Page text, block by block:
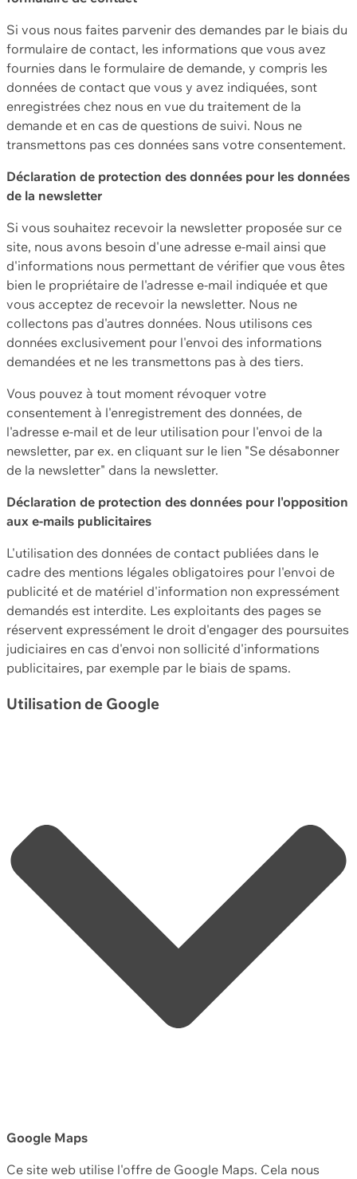
Si vous nous faites parvenir des demandes par le biais du
formulaire de contact, les informations que vous avez
fournies dans le formulaire de demande, y compris les
données de contact que vous y avez indiquées, sont
enregistrées chez nous en vue du traitement de la
demande et en cas de questions de suivi. Nous ne
transmettons pas ces données sans votre consentement.
Déclaration de protection des données pour les données
de la newsletter
Si vous souhaitez recevoir la newsletter proposée sur ce
site, nous avons besoin d'une adresse e-mail ainsi que
d'informations nous permettant de vérifier que vous êtes
bien le propriétaire de l'adresse e-mail indiquée et que
vous acceptez de recevoir la newsletter. Nous ne
collectons pas d'autres données. Nous utilisons ces
données exclusivement pour l'envoi des informations
demandées et ne les transmettons pas à des tiers.
Vous pouvez à tout moment révoquer votre
consentement à l'enregistrement des données, de
l'adresse e-mail et de leur utilisation pour l'envoi de la
newsletter, par ex. en cliquant sur le lien "Se désabonner
de la newsletter" dans la newsletter.
Déclaration de protection des données pour l'opposition
aux e-mails publicitaires
L'utilisation des données de contact publiées dans le
cadre des mentions légales obligatoires pour l'envoi de
publicité et de matériel d'information non expressément
demandés est interdite. Les exploitants des pages se
réservent expressément le droit d'engager des poursuites
judiciaires en cas d'envoi non sollicité d'informations
publicitaires, par exemple par le biais de spams.
Utilisation de Google
Google Maps
Ce site web utilise l'offre de Google Maps. Cela nous